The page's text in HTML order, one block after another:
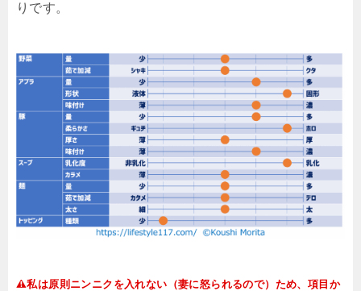
りです。
私は原則ニンニクを入れない（妻に怒られるので）ため、項目か